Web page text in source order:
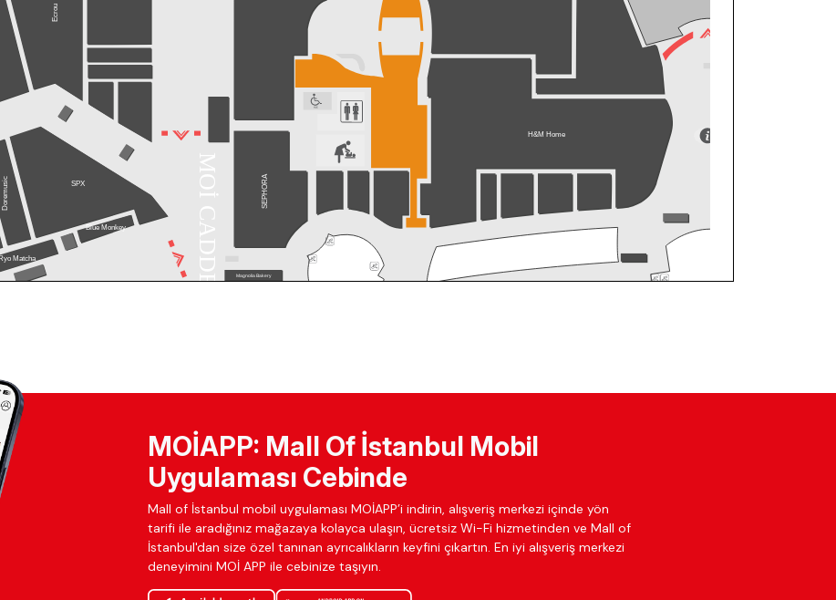
MOİAPP: Mall Of İstanbul Mobil
Uygulaması Cebinde
Mall of İstanbul mobil uygulaması MOİAPP’i indirin, alışveriş merkezi içinde yön
tarifi ile aradığınız mağazaya kolayca ulaşın, ücretsiz Wi-Fi hizmetinden ve Mall of
İstanbul'dan size özel tanınan ayrıcalıkların keyfini çıkartın. En iyi alışveriş merkezi
deneyimini MOİ APP ile cebinize taşıyın.